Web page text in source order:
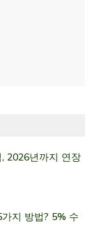
2026년까지 연장
지 방법? 5% 수